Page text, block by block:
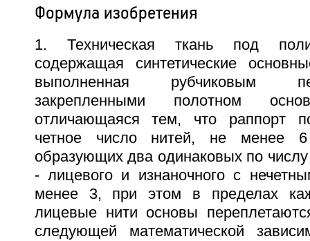
Формула изобретения
1. Техническая ткань под
содержащая синтетические
выполненная рубчиковым
закрепленными полотном
отличающаяся тем, что раппорт
четное число нитей, не менее
образующих два одинаковых по
- лицевого и изнаночного с
менее 3, при этом в пределах
лицевые нити основы
следующей математической